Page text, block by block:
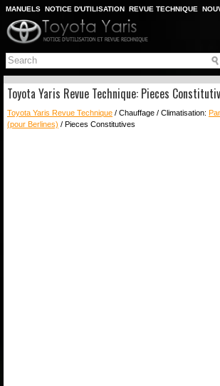
MANUELS NOTICE D'UTILISATION REVUE TECHNIQUE
PLAN DU SITE
CHERCHER
Toyota Yaris Revue Technique: Pieces
Toyota Yaris Revue Technique / Chauffage / Climatisation:
(pour Berlines) / Pieces Constitutives